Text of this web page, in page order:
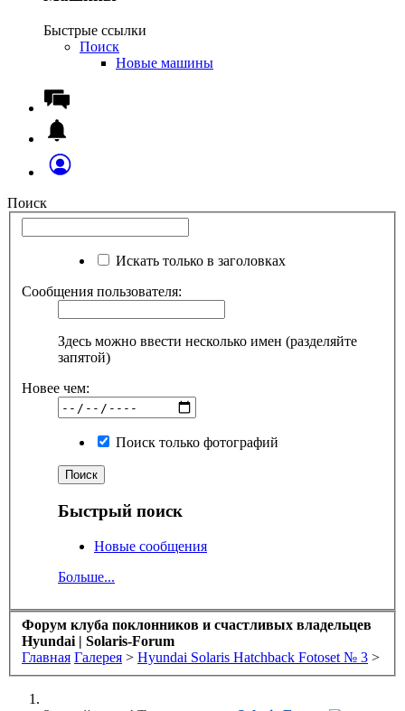
Быстрые ссылки
Поиск
Новые машины
Поиск
Искать только в заголовках
Сообщения пользователя:
Здесь можно ввести несколько имен (разделяйте
запятой)
Новее чем:
Поиск только фотографий
Быстрый поиск
Новые сообщения
Больше...
Форум клуба поклонников и счастливых владельцев
Hyundai | Solaris-Forum
Главная Галерея > Hyundai Solaris Hatchback Fotoset № 3 >